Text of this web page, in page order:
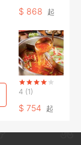
$ 868 起
4 (1)
$ 754 起